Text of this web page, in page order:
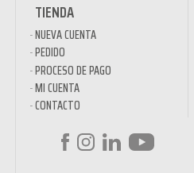
TIENDA
NUEVA CUENTA
PEDIDO
PROCESO DE PAGO
MI CUENTA
CONTACTO